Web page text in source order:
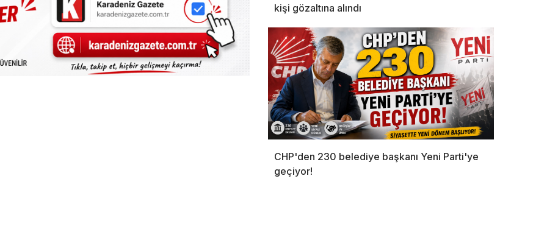
kişi gözaltına alındı
CHP'den 230 belediye başkanı Yeni Parti'ye
geçiyor!